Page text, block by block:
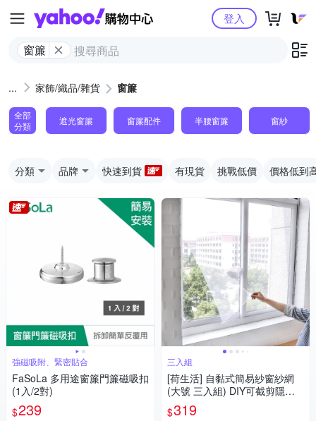
Yahoo購物中心
窗簾
登入
家飾/織品/雜貨 窗簾
全部
分類
遮光窗簾 窗簾配件 半腰窗簾 窗紗
分類 品牌 快速到貨 有現貨 挑戰低價 價格低到
強磁吸附、緊密貼合
FaSoLa 多用途窗簾門簾磁吸扣
(1入/2對)
$239
三入組
[荷生活] 自黏式簡易紗窗紗網
(大號 三入組) DIY可截剪隱形
紗窗 附魔術貼
$319